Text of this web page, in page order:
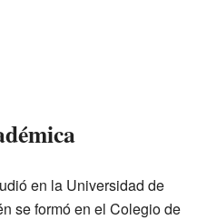
en la Universidad de
se formó en el Colegio de